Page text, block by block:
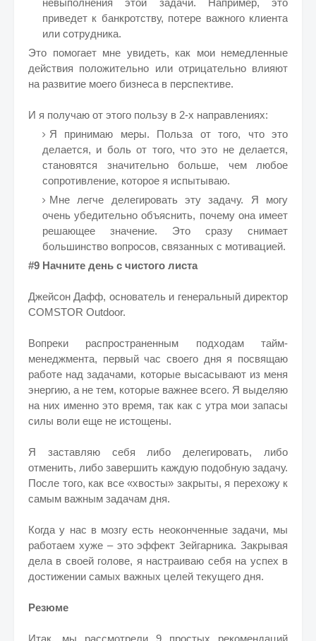
невыполнения этой задачи. Например, это
приведет к банкротству, потере важного клиента
или сотрудника.
Это помогает мне увидеть, как мои немедленные
действия положительно или отрицательно влияют
на развитие моего бизнеса в перспективе.
И я получаю от этого пользу в 2-х направлениях:
Я принимаю меры. Польза от того, что это
делается, и боль от того, что это не делается,
становятся значительно больше, чем любое
сопротивление, которое я испытываю.
Мне легче делегировать эту задачу. Я могу
очень убедительно объяснить, почему она имеет
решающее значение. Это сразу снимает
большинство вопросов, связанных с мотивацией.
#9 Начните день с чистого листа
Джейсон Дафф, основатель и генеральный директор
COMSTOR Outdoor.
Вопреки распространенным подходам тайм-
менеджмента, первый час своего дня я посвящаю
работе над задачами, которые высасывают из меня
энергию, а не тем, которые важнее всего. Я выделяю
на них именно это время, так как с утра мои запасы
силы воли еще не истощены.
Я заставляю себя либо делегировать, либо
отменить, либо завершить каждую подобную задачу.
После того, как все «хвосты» закрыты, я перехожу к
самым важным задачам дня.
Когда у нас в мозгу есть неоконченные задачи, мы
работаем хуже – это эффект Зейгарника. Закрывая
дела в своей голове, я настраиваю себя на успех в
достижении самых важных целей текущего дня.
Резюме
Итак, мы рассмотрели 9 простых рекомендаций